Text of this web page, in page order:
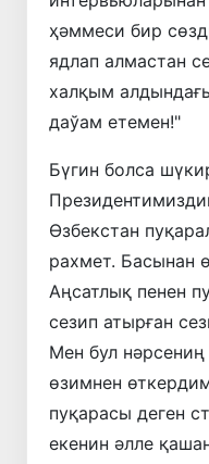
ҳәммеси бир
ядлап алмастан
халқым
даўам етемен!"
Бүгин болса
Өзбекстан
рахмет. Басынан
Аңсатлық пенен
сезип атырған
Мен бул
өзимнен
пуқарасы деген
екенин әлле